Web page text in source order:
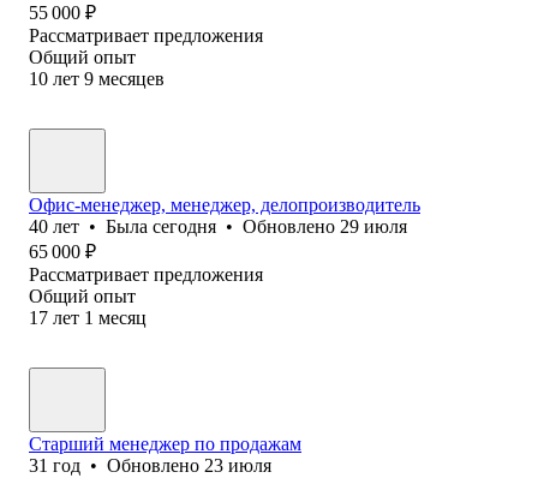
55 000 ₽
Рассматривает предложения
Общий опыт
10 лет 9 месяцев
Офис-менеджер, менеджер, делопроизводитель
40 лет • Была сегодня • Обновлено 29 июля
65 000 ₽
Рассматривает предложения
Общий опыт
17 лет 1 месяц
Старший менеджер по продажам
31 год • Обновлено 23 июля